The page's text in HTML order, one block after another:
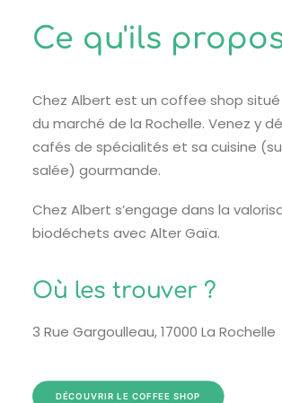
Ce qu'ils
Chez Albert est un coffee shop
du marché de la Rochelle. Venez y
cafés de spécialités et sa cuisine
salée) gourmande.
Chez Albert s’engage dans la
biodéchets avec Alter Gaïa.
Où les trouver ?
3 Rue Gargoulleau, 17000 La Rochelle
DÉCOUVRIR LE COFFEE SHOP